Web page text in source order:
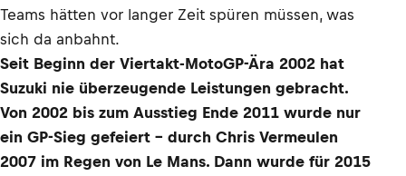
Teams hätten vor langer Zeit spüren müssen, was
sich da anbahnt.
Seit Beginn der Viertakt-MotoGP-Ära 2002 hat
Suzuki nie überzeugende Leistungen gebracht.
Von 2002 bis zum Ausstieg Ende 2011 wurde nur
ein GP-Sieg gefeiert – durch Chris Vermeulen
2007 im Regen von Le Mans. Dann wurde für 2015